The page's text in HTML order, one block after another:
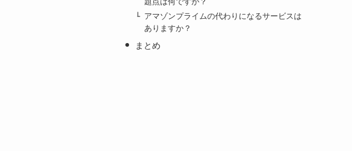
題点は何ですか？
アマゾンプライムの代わりになるサービスは
ありますか？
まとめ